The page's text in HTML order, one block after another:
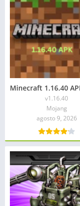
v1.16.40
Mojang
agosto 9, 2026